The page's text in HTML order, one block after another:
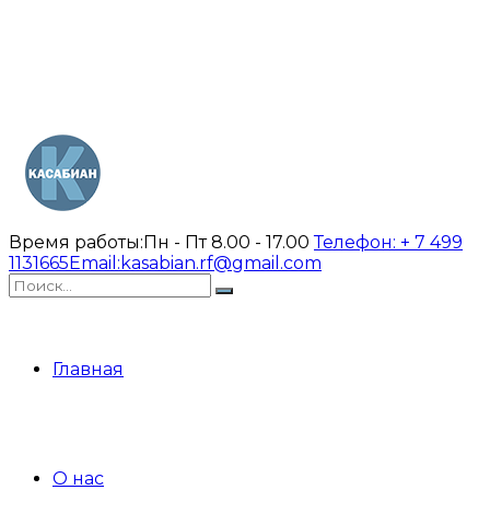
Время работы:Пн - Пт 8.00 - 17.00Телефон: + 7 499
1131665Email: kasabian.rf@gmail.com
Главная
О нас